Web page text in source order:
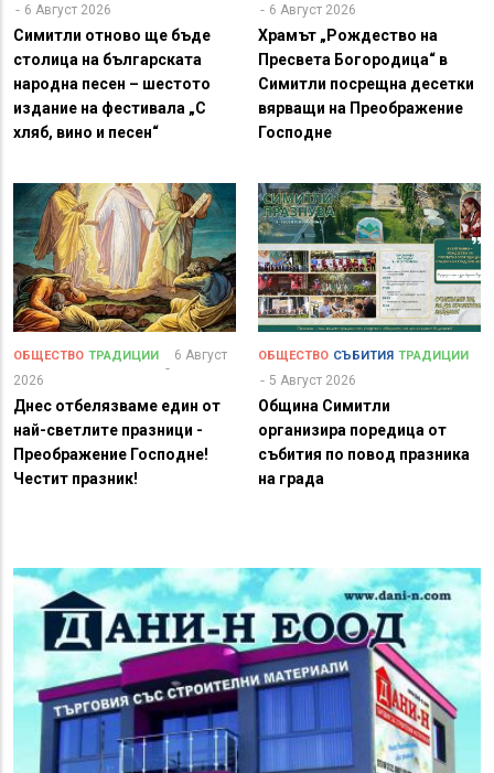
6 Август 2026
Симитли отново ще бъде
столица на българската
народна песен – шестото
издание на фестивала „С
хляб, вино и песен“
6 Август 2026
Храмът „Рождество на
Пресвета Богородица“ в
Симитли посрещна десетки
вярващи на Преображение
Господне
ОБЩЕСТВО ТРАДИЦИИ
6 Август
2026
Днес отбелязваме един от
най-светлите празници -
Преображение Господне!
Честит празник!
ОБЩЕСТВО СЪБИТИЯ ТРАДИЦИИ
5 Август 2026
Община Симитли
организира поредица от
събития по повод празника
на града